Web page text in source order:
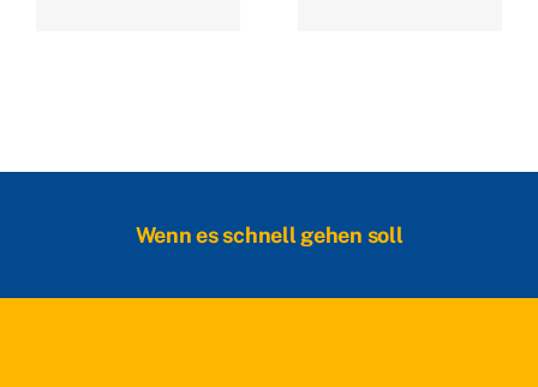
Wenn es schnell gehen soll